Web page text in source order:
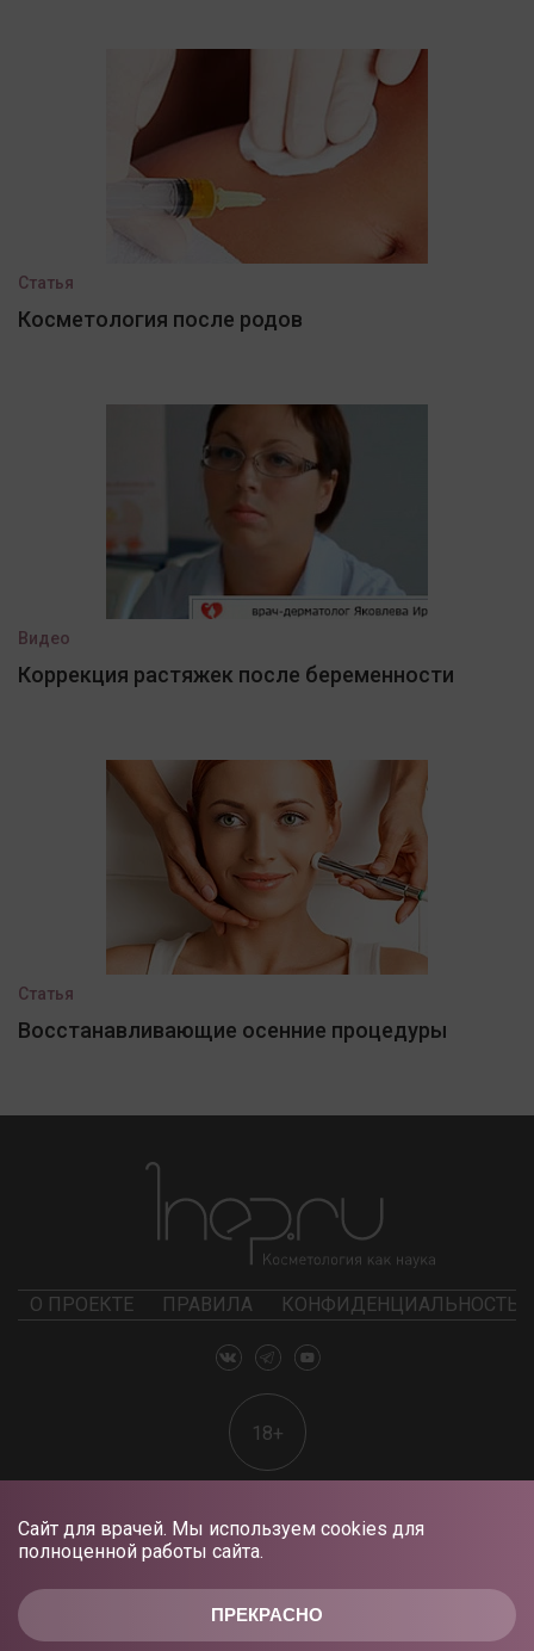
ПРЕКРАСНО
Сайт для врачей. Мы используем cookies для
полноценной работы сайта.
Статья
Косметология после родов
Видео
Коррекция растяжек после беременности
Статья
Восстанавливающие осенние процедуры
О ПРОЕКТЕ ПРАВИЛА КОНФИДЕНЦИАЛЬНОСТЬ
18+